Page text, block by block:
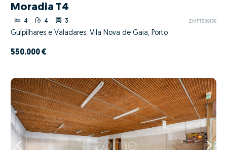
Moradia T4
4 4 3 ZMPT589138
Gulpilhares e Valadares, Vila Nova de Gaia, Porto
550.000 €